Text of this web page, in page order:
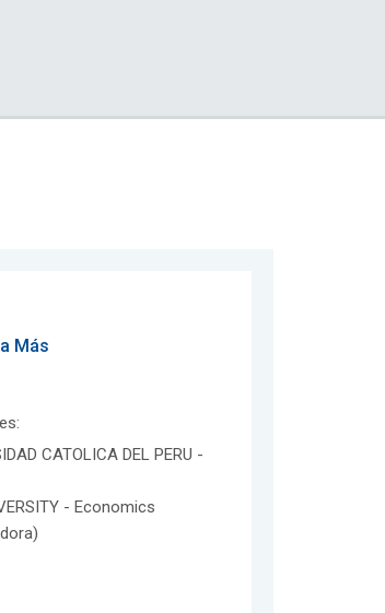
Más
CATOLICA DEL PERU -
- Economics